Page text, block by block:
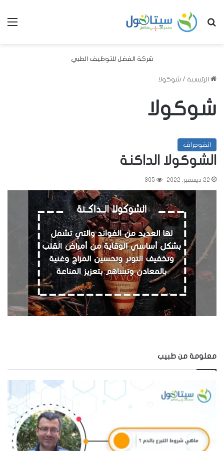
بحث عن
شركة الفضل للتوظيف الطبي
الرئيسية / شوكولا
شوكولا
انفوجراف
الشوكولا الداكنة
22 ديسمبر، 2022 305
معلومة من طبيب